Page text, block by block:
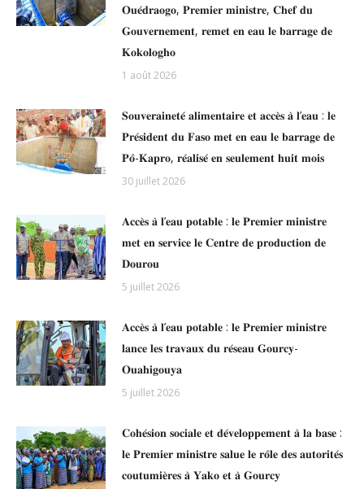
𝐎𝐮𝐞́𝐝𝐫𝐚𝐨𝐠𝐨, 𝐏𝐫𝐞𝐦𝐢𝐞𝐫 𝐦𝐢𝐧𝐢𝐬𝐭𝐫𝐞, 𝐂𝐡𝐞𝐟 𝐝𝐮
𝐆𝐨𝐮𝐯𝐞𝐫𝐧𝐞𝐦𝐞𝐧𝐭, 𝐫𝐞𝐦𝐞𝐭 𝐞𝐧 𝐞𝐚𝐮 𝐥𝐞 𝐛𝐚𝐫𝐫𝐚𝐠𝐞 𝐝𝐞
𝐊𝐨𝐤𝐨𝐥𝐨𝐠𝐡𝐨
1 août 2026
𝐒𝐨𝐮𝐯𝐞𝐫𝐚𝐢𝐧𝐞𝐭𝐞́ 𝐚𝐥𝐢𝐦𝐞𝐧𝐭𝐚𝐢𝐫𝐞 𝐞𝐭 𝐚𝐜𝐜𝐞̀𝐬 𝐚̀ 𝐥’𝐞𝐚𝐮 : 𝐥𝐞
𝐏𝐫𝐞́𝐬𝐢𝐝𝐞𝐧𝐭 𝐝𝐮 𝐅𝐚𝐬𝐨 𝐦𝐞𝐭 𝐞𝐧 𝐞𝐚𝐮 𝐥𝐞 𝐛𝐚𝐫𝐫𝐚𝐠𝐞 𝐝𝐞
𝐏𝐨̂-𝐊𝐚𝐩𝐫𝐨, 𝐫𝐞́𝐚𝐥𝐢𝐬𝐞́ 𝐞𝐧 𝐬𝐞𝐮𝐥𝐞𝐦𝐞𝐧𝐭 𝐡𝐮𝐢𝐭 𝐦𝐨𝐢𝐬
30 juillet 2026
𝐀𝐜𝐜𝐞̀𝐬 𝐚̀ 𝐥’𝐞𝐚𝐮 𝐩𝐨𝐭𝐚𝐛𝐥𝐞 : 𝐥𝐞 𝐏𝐫𝐞𝐦𝐢𝐞𝐫 𝐦𝐢𝐧𝐢𝐬𝐭𝐫𝐞
𝐦𝐞𝐭 𝐞𝐧 𝐬𝐞𝐫𝐯𝐢𝐜𝐞 𝐥𝐞 𝐂𝐞𝐧𝐭𝐫𝐞 𝐝𝐞 𝐩𝐫𝐨𝐝𝐮𝐜𝐭𝐢𝐨𝐧 𝐝𝐞
𝐃𝐨𝐮𝐫𝐨𝐮
5 juillet 2026
𝐀𝐜𝐜𝐞̀𝐬 𝐚̀ 𝐥’𝐞𝐚𝐮 𝐩𝐨𝐭𝐚𝐛𝐥𝐞 : 𝐥𝐞 𝐏𝐫𝐞𝐦𝐢𝐞𝐫 𝐦𝐢𝐧𝐢𝐬𝐭𝐫𝐞
𝐥𝐚𝐧𝐜𝐞 𝐥𝐞𝐬 𝐭𝐫𝐚𝐯𝐚𝐮𝐱 𝐝𝐮 𝐫𝐞́𝐬𝐞𝐚𝐮 𝐆𝐨𝐮𝐫𝐜𝐲-
𝐎𝐮𝐚𝐡𝐢𝐠𝐨𝐮𝐲𝐚
5 juillet 2026
𝐂𝐨𝐡𝐞́𝐬𝐢𝐨𝐧 𝐬𝐨𝐜𝐢𝐚𝐥𝐞 𝐞𝐭 𝐝𝐞́𝐯𝐞𝐥𝐨𝐩𝐩𝐞𝐦𝐞𝐧𝐭 𝐚̀ 𝐥𝐚 𝐛𝐚𝐬𝐞 :
𝐥𝐞 𝐏𝐫𝐞𝐦𝐢𝐞𝐫 𝐦𝐢𝐧𝐢𝐬𝐭𝐫𝐞 𝐬𝐚𝐥𝐮𝐞 𝐥𝐞 𝐫𝐨̂𝐥𝐞 𝐝𝐞𝐬 𝐚𝐮𝐭𝐨𝐫𝐢𝐭𝐞́𝐬
𝐜𝐨𝐮𝐭𝐮𝐦𝐢𝐞̀𝐫𝐞𝐬 𝐚̀ 𝐘𝐚𝐤𝐨 𝐞𝐭 𝐚̀ 𝐆𝐨𝐮𝐫𝐜𝐲